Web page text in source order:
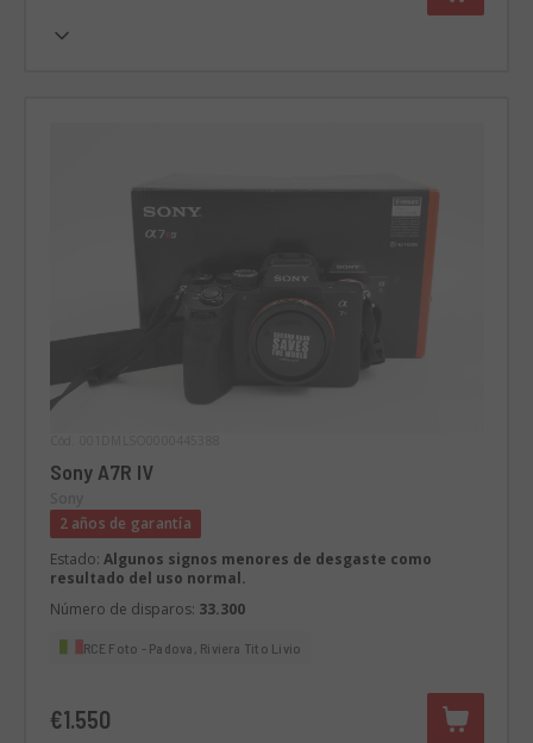
Sony A7R IV
2 años de garantía
Estado: Algunos signos menores de desgaste como
resultado del uso normal.
Número de disparos: 33.300
RCE Foto - Padova, Riviera Tito Livio
€1.550